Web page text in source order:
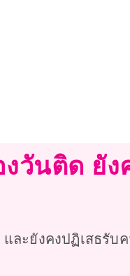
วันติด ยัง
ะยังคงปฏิเสธรับ